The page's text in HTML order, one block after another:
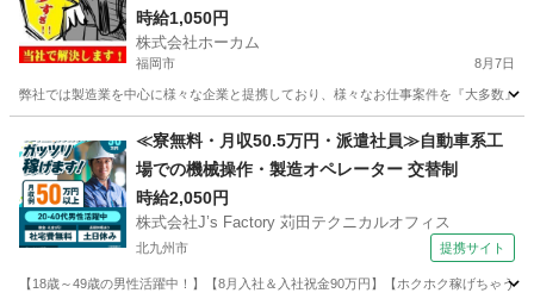
時給1,050円
株式会社ホーカム
福岡市 8月7日
弊社では製造業を中心に様々な企業と提携しており、様々なお仕事案件を『大多数』
軽作業 フリーダイヤル
≪寮無料・月収50.5万円・派遣社員≫自動車系工
場での機械操作・製造オペレーター 交替制
時給2,050円
株式会社J’s Factory 苅田テクニカルオフィス
北九州市 提携サイト
【18歳～49歳の男性活躍中！】【8月入社＆入社祝金90万円】【ホクホク稼げちゃ